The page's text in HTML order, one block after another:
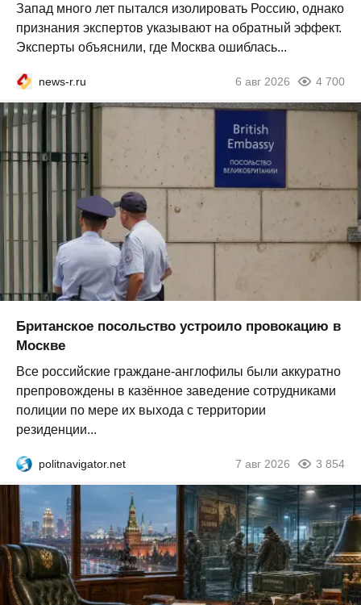
Запад много лет пытался изолировать Россию, однако
признания экспертов указывают на обратный эффект.
Эксперты объяснили, где Москва ошиблась...
news-r.ru 6 авг 2026 4 700
Британское посольство устроило провокацию в
Москве
Все российские граждане-англофилы были аккуратно
препровождены в казённое заведение сотрудниками
полиции по мере их выхода с территории
резиденции...
politnavigator.net 7 авг 2026 3 854